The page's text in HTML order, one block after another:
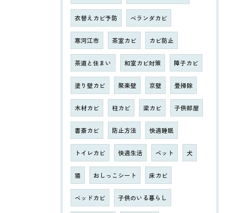
衣替えカビ予防 ベランダカビ
寒河江市 茶室カビ カビ防止
茶道と住まい 和室カビ対策 障子カビ
塗り壁カビ 聚楽壁 京壁 畳掃除
木材カビ 柱カビ 梁カビ 子供部屋
書斎カビ 防止方法 快適睡眠
トイレカビ 快適生活 ペット 犬
猫 おしっこシート 床カビ
ベッドカビ 子供のいる暮らし